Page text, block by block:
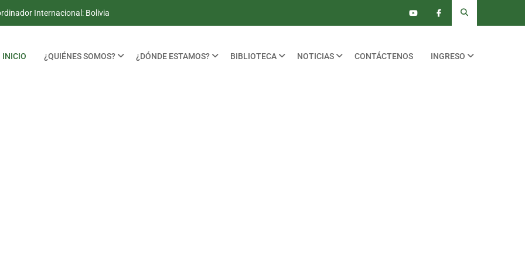
Internacional: Bolivia
INICIO ¿QUIÉNES SOMOS? ¿DÓNDE ESTAMOS? BIBLIOTECA NOTICIAS CONTÁCTENOS INGRESO